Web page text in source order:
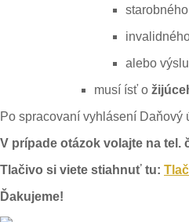
alebo
musí ísť o
Po spracovaní vyhlásení
V prípade otázok volajte na tel.
Tlačivo si viete stiahnuť tu:
Ďakujeme!